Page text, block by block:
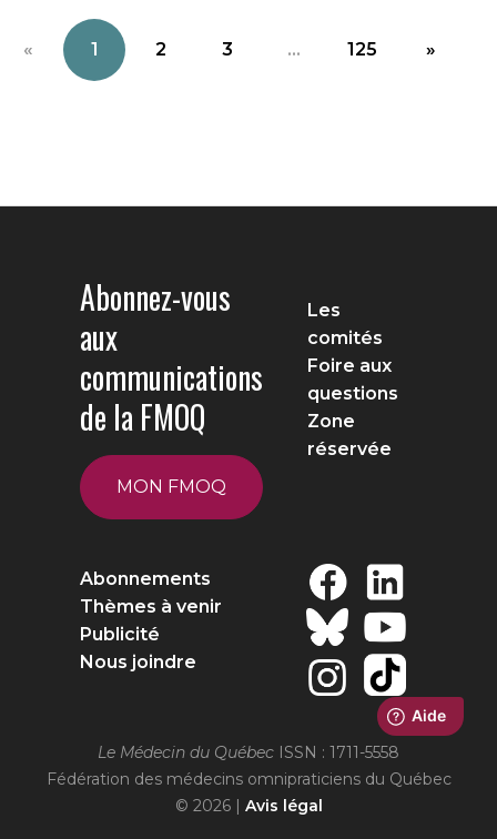
« 1 2 3 ... 125 »
Abonnez-vous
aux
communications
de la FMOQ
MON FMOQ
Les
comités
Foire aux
questions
Zone
réservée
Abonnements
Thèmes à venir
Publicité
Nous joindre
Le Médecin du Québec ISSN : 1711-5558
Fédération des médecins omnipraticiens du Québec
© 2026 | Avis légal